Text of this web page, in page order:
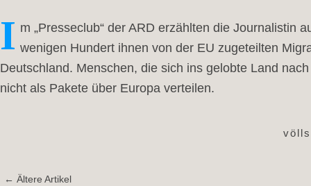
I m „Presseclub“ der ARD erzählten die Journalistin
wenigen Hundert ihnen von der EU zugeteilten
Deutschland. Menschen, die sich ins gelobte Land
nicht als Pakete über Europa verteilen.
← Ältere Artikel